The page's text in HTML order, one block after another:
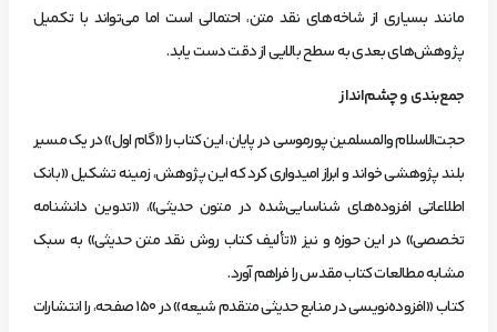
مانند بسیاری از شاخه‌های نقد متن، احتمالی است اما می‌تواند با تکمیل
پژوهش‌های بعدی به سطح بالایی از دقت دست یابد.
جمع‌بندی و چشم‌انداز
حجت‌الاسلام والمسلمین پورموسی در پایان، این کتاب را «گام اول» در یک مسیر
بلند پژوهشی خواند و ابراز امیدواری کرد که این پژوهش، زمینه تشکیل «بانک
اطلاعاتی افزوده‌های شناسایی‌شده در متون حدیثی»، «تدوین دانشنامه
تخصصی» در این حوزه و نیز «تألیف کتاب روش نقد متن حدیثی» به سبک
مشابه مطالعات کتاب مقدس را فراهم آورد.
کتاب «افزوده‌نویسی در منابع حدیثی متقدم شیعه» در 150 صفحه، را انتشارات